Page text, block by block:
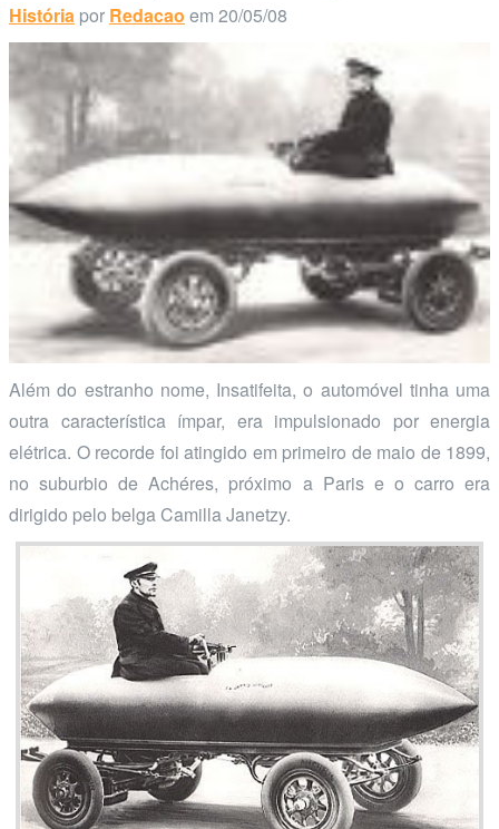
História por Redacao em 20/05/08
Além do estranho nome, Insatifeita, o automóvel tinha uma
outra característica ímpar, era impulsionado por energia
elétrica. O recorde foi atingido em primeiro de maio de 1899,
no suburbio de Achéres, próximo a Paris e o carro era
dirigido pelo belga Camilla Janetzy.